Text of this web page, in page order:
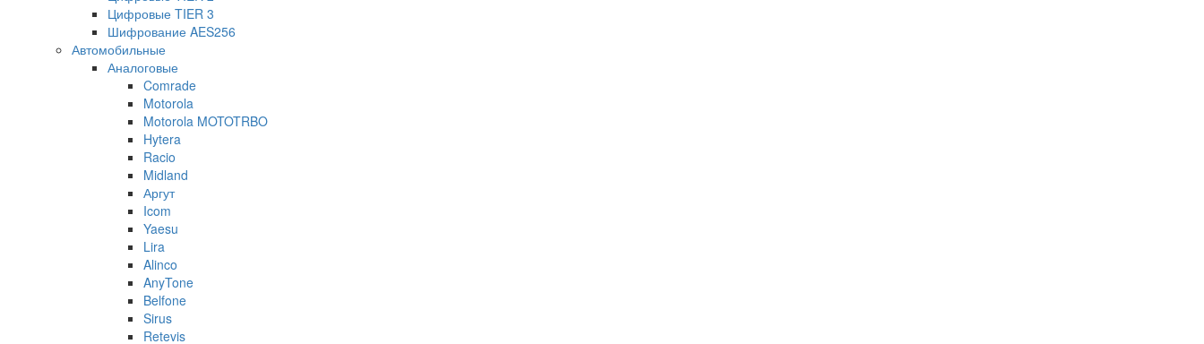
Цифровые TIER 3
Шифрование AES256
Автомобильные
Аналоговые
Comrade
Motorola
Motorola MOTOTRBO
Hytera
Racio
Midland
Аргут
Icom
Yaesu
Lira
Alinco
AnyTone
Belfone
Sirus
Retevis